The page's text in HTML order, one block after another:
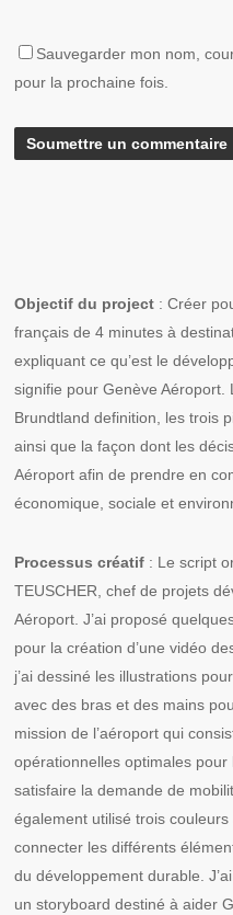
Sauvegarder mon nom,
pour la prochaine fois.
Objectif du project : Créer
français de 4 minutes à
expliquant ce qu’est le
signifie pour Genève
Brundtland definition, les trois
ainsi que la façon dont les
Aéroport afin de prendre en
économique, sociale et
Processus créatif : Le script
TEUSCHER, chef de projets
Aéroport. J’ai proposé
pour la création d’une vidéo
j’ai dessiné les illustrations
avec des bras et des mains
mission de l’aéroport qui
opérationnelles optimales
satisfaire la demande de
également utilisé trois
connecter les différents
du développement durable.
un storyboard destiné à aider